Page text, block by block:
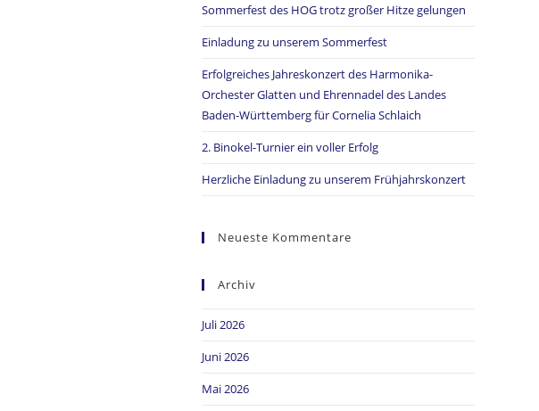
Sommerfest des HOG trotz großer Hitze gelungen
Einladung zu unserem Sommerfest
Erfolgreiches Jahreskonzert des Harmonika-
Orchester Glatten und Ehrennadel des Landes
Baden-Württemberg für Cornelia Schlaich
2. Binokel-Turnier ein voller Erfolg
Herzliche Einladung zu unserem Frühjahrskonzert
Neueste Kommentare
Archiv
Juli 2026
Juni 2026
Mai 2026